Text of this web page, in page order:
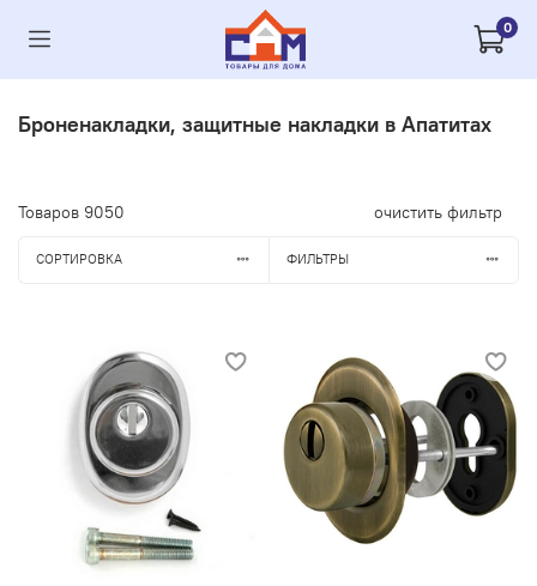
0
Броненакладки, защитные накладки в Апатитах
Товаров 9050 очистить фильтр
СОРТИРОВКА ФИЛЬТРЫ